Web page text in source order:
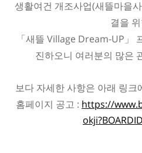
생활여건 개조사업(새뜰마을
결을
「 새뜰 Village Dream-UP 」
진하오니 여러분의 많은
보다 자세한 사항은 아래 링
홈페이지 공고 : https://